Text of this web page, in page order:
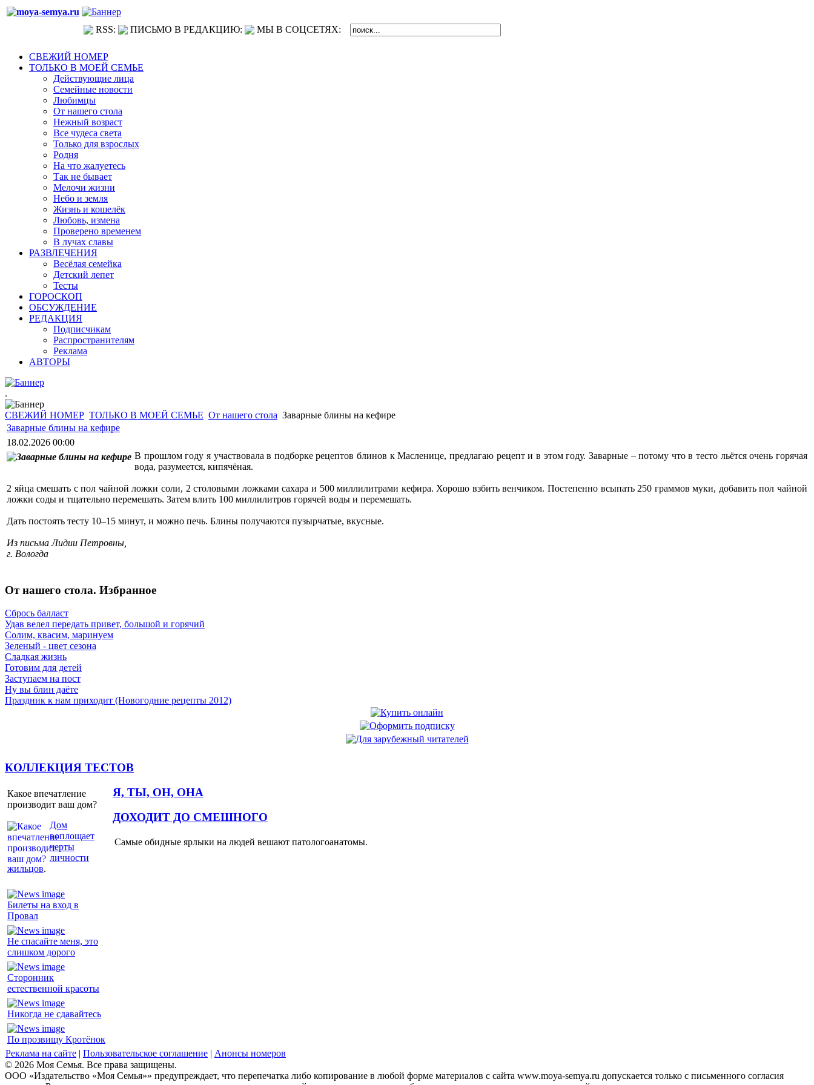
RSS: ПИСЬМО В РЕДАКЦИЮ: МЫ В СОЦСЕТЯХ:
СВЕЖИЙ НОМЕР
ТОЛЬКО В МОЕЙ СЕМЬЕ
Действующие лица
Семейные новости
Любимцы
От нашего стола
Нежный возраст
Все чудеса света
Только для взрослых
Родня
На что жалуетесь
Так не бывает
Мелочи жизни
Небо и земля
Жизнь и кошелёк
Любовь, измена
Проверено временем
В лучах славы
РАЗВЛЕЧЕНИЯ
Весёлая семейка
Детский лепет
Тесты
ГОРОСКОП
ОБСУЖДЕНИЕ
РЕДАКЦИЯ
Подписчикам
Распространителям
Реклама
АВТОРЫ
.
СВЕЖИЙ НОМЕР ТОЛЬКО В МОЕЙ СЕМЬЕ От нашего стола Заварные блины на кефире
Заварные блины на кефире
18.02.2026 00:00
В прошлом году я участвовала в подборке рецептов блинов к Масленице, предлагаю рецепт и в этом году. Заварные – потому что в тесто льётся очень горячая
вода, разумеется, кипячёная.
2 яйца смешать с пол чайной ложки соли, 2 столовыми ложками сахара и 500 миллилитрами кефира. Хорошо взбить венчиком. Постепенно всыпать 250 граммов муки, добавить пол чайной
ложки соды и тщательно перемешать. Затем влить 100 миллилитров горячей воды и перемешать.
Дать постоять тесту 10–15 минут, и можно печь. Блины получаются пузырчатые, вкусные.
Из письма Лидии Петровны,
г. Вологда
От нашего стола. Избранное
Сбрось балласт
Удав велел передать привет, большой и горячий
Солим, квасим, маринуем
Зеленый - цвет сезона
Сладкая жизнь
Готовим для детей
Заступаем на пост
Ну вы блин даёте
Праздник к нам приходит (Новогодние рецепты 2012)
КОЛЛЕКЦИЯ ТЕСТОВ
Какое впечатление
производит ваш дом?
Дом
воплощает
черты
личности
жильцов.
Я, ТЫ, ОН, ОНА
Билеты на вход в
Провал
Не спасайте меня, это
слишком дорого
Сторонник
естественной красоты
Никогда не сдавайтесь
По прозвищу Кротёнок
ДОХОДИТ ДО СМЕШНОГО
Самые обидные ярлыки на людей вешают патологоанатомы.
Реклама на сайте | Пользовательское соглашение | Анонсы номеров
© 2026 Моя Семья. Все права защищены.
ООО «Издательство «Моя Семья»» предупреждает, что перепечатка либо копирование в любой форме материалов с сайта www.moya-semya.ru допускается только с письменного согласия